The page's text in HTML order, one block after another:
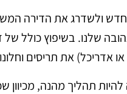
ולשדרג את הדירה
שלנו. בשיפוץ כולל
אדריכל) את תריסים
להיות תהליך מהנה,